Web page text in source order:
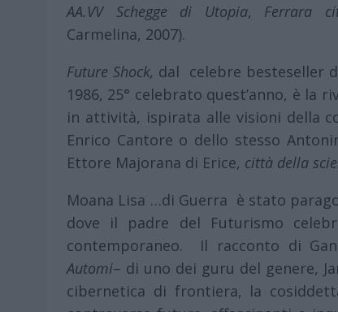
AA.VV Schegge di Utopia, Ferrara
Carmelina, 2007).
Future Shock, dal celebre besteseller
1986, 25° celebrato quest’anno, è la
in attività, ispirata alle visioni della
Enrico Cantore o dello stesso
Ettore Majorana di Erice, città della
Moana Lisa …di Guerra è stato
dove il padre del Futurismo
contemporaneo. Il racconto di
Automi– di uno dei guru del genere,
cibernetica di frontiera, la